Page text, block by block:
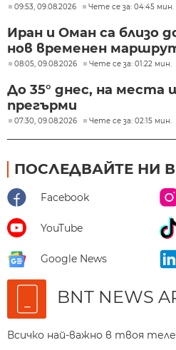
09:53, 09.08.2026 Чете се за: 04:45 мин.
Иран и Оман са близо
нов временен
08:05, 09.08.2026 Чете се за: 01:22 мин.
До 35° днес, на места
прегърми
07:30, 09.08.2026 Чете се за: 02:15 мин.
ПОСЛЕДВАЙТЕ НИ В
Facebook
YouTube
Google News
BNT NEWS
Всичко най-важно в твоя